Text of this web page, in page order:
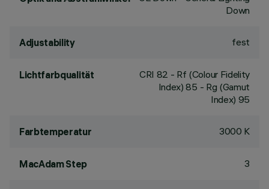
Down
Adjustability fest
Lichtfarbqualität CRI 82 - Rf (Colour Fidelity
Index) 85 - Rg (Gamut
Index) 95
Farbtemperatur 3000 K
MacAdam Step 3